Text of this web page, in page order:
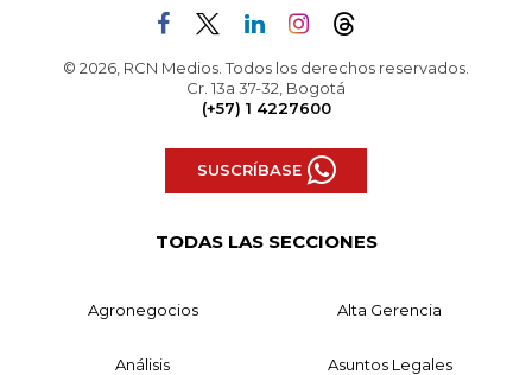
© 2026, RCN Medios. Todos los derechos reservados.
Cr. 13a 37-32, Bogotá
(+57) 1 4227600
SUSCRÍBASE
TODAS LAS SECCIONES
Agronegocios Alta Gerencia
Análisis Asuntos Legales